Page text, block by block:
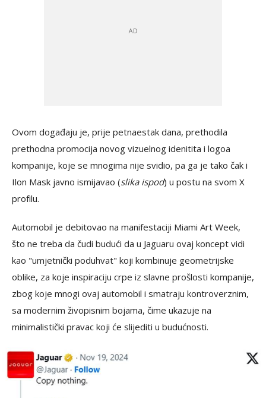
Ovom događaju je, prije petnaestak dana, prethodila
prethodna promocija novog vizuelnog idenitita i logoa
kompanije, koje se mnogima nije svidio, pa ga je tako čak i
Ilon Mask javno ismijavao (slika ispod) u postu na svom X
profilu.
Automobil je debitovao na manifestaciji Miami Art Week,
što ne treba da čudi budući da u Jaguaru ovaj koncept vidi
kao "umjetnički poduhvat" koji kombinuje geometrijske
oblike, za koje inspiraciju crpe iz slavne prošlosti kompanije,
zbog koje mnogi ovaj automobil i smatraju kontroverznim,
sa modernim živopisnim bojama, čime ukazuje na
minimalistički pravac koji će slijediti u budućnosti.